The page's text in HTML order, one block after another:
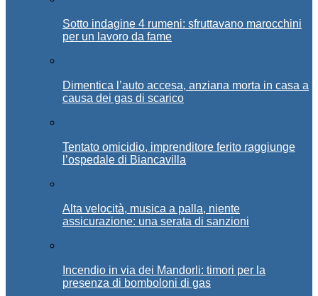
Sotto indagine 4 rumeni: sfruttavano marocchini
per un lavoro da fame
Dimentica l’auto accesa, anziana morta in casa a
causa dei gas di scarico
Tentato omicidio, imprenditore ferito raggiunge
l’ospedale di Biancavilla
Alta velocità, musica a palla, niente
assicurazione: una serata di sanzioni
Incendio in via dei Mandorli: timori per la
presenza di bomboloni di gas